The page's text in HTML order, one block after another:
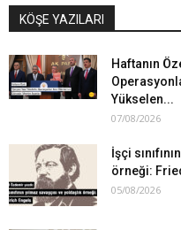
KÖŞE YAZILARI
Haftanın
Yükselen...
07/08/2026
İşçi
örneği:
05/08/2026